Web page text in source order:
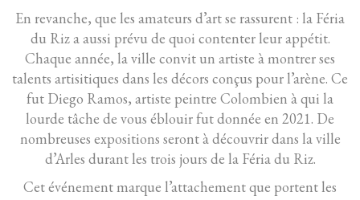
En revanche, que les amateurs d’art se rassurent : la Féria
du Riz a aussi prévu de quoi contenter leur appétit.
Chaque année, la ville convit un artiste à montrer ses
talents artisitiques dans les décors conçus pour l’arène. Ce
fut Diego Ramos, artiste peintre Colombien à qui la
lourde tâche de vous éblouir fut donnée en 2021. De
nombreuses expositions seront à découvrir dans la ville
d’Arles durant les trois jours de la Féria du Riz.
Cet événement marque l’attachement que portent les